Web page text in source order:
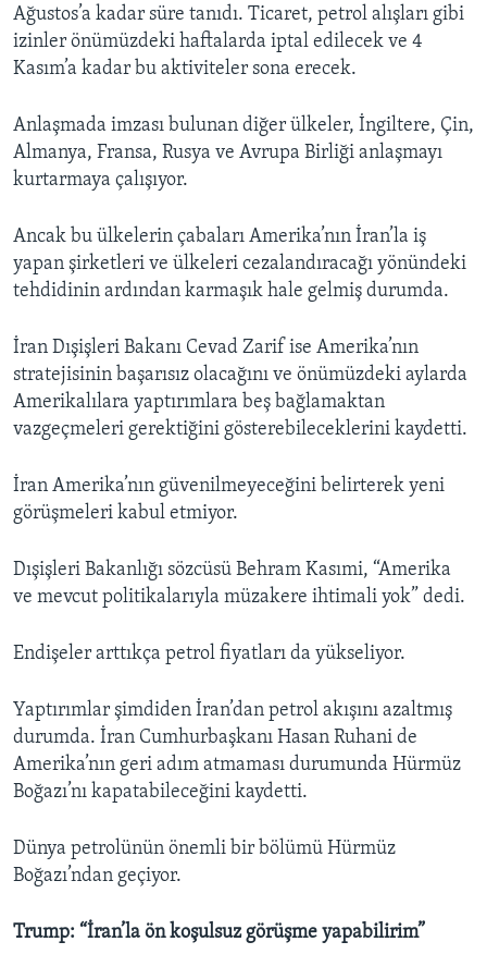
Ağustos’a kadar süre tanıdı. Ticaret, petrol alışları gibi
izinler önümüzdeki haftalarda iptal edilecek ve 4
Kasım’a kadar bu aktiviteler sona erecek.
Anlaşmada imzası bulunan diğer ülkeler, İngiltere, Çin,
Almanya, Fransa, Rusya ve Avrupa Birliği anlaşmayı
kurtarmaya çalışıyor.
Ancak bu ülkelerin çabaları Amerika’nın İran’la iş
yapan şirketleri ve ülkeleri cezalandıracağı yönündeki
tehdidinin ardından karmaşık hale gelmiş durumda.
İran Dışişleri Bakanı Cevad Zarif ise Amerika’nın
stratejisinin başarısız olacağını ve önümüzdeki aylarda
Amerikalılara yaptırımlara beş bağlamaktan
vazgeçmeleri gerektiğini gösterebileceklerini kaydetti.
İran Amerika’nın güvenilmeyeceğini belirterek yeni
görüşmeleri kabul etmiyor.
Dışişleri Bakanlığı sözcüsü Behram Kasımi, “Amerika
ve mevcut politikalarıyla müzakere ihtimali yok” dedi.
Endişeler arttıkça petrol fiyatları da yükseliyor.
Yaptırımlar şimdiden İran’dan petrol akışını azaltmış
durumda. İran Cumhurbaşkanı Hasan Ruhani de
Amerika’nın geri adım atmaması durumunda Hürmüz
Boğazı’nı kapatabileceğini kaydetti.
Dünya petrolünün önemli bir bölümü Hürmüz
Boğazı’ndan geçiyor.
Trump: “İran’la ön koşulsuz görüşme yapabilirim”